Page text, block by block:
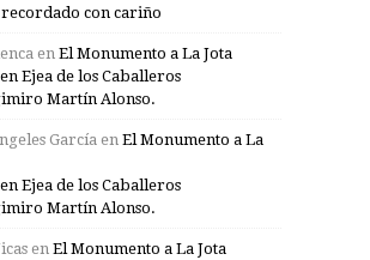
con cariño
en El Monumento a La Jota
Ejea de los Caballeros
Martín Alonso.
García en El Monumento a La
Ejea de los Caballeros
Martín Alonso.
en El Monumento a La Jota